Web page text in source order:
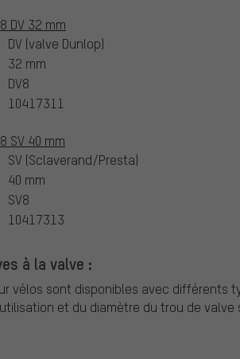
DV 32 mm
DV (valve Dunlop)
32 mm
DV8
10417311
SV 40 mm
SV (Sclaverand/Presta)
40 mm
SV8
10417313
à la valve :
vélos sont disponibles avec différents
et du diamètre du trou de valve